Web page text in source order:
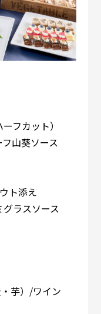
フカット）
山葵ソース
ト添え
ラスソース
芋）/ワイン